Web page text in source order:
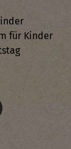
für Kinder